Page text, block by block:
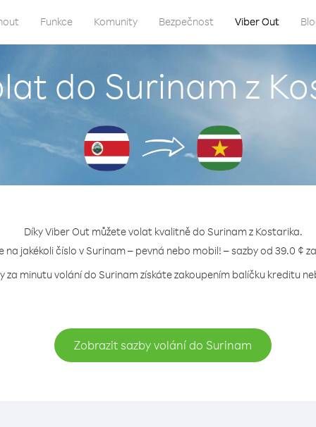
Funkce Komunity Bezpečnost Viber Out
do Surinam z
Díky Viber Out můžete volat kvalitně do Surinam z Kostarika.
na jakékoli číslo v Surinam – pevná nebo mobil! – sazby od 39.0 ¢
za minutu volání do Surinam získáte zakoupením balíčku kreditu
Zobrazit sazby volání do Surinam